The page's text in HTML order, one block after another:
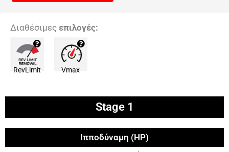
Διαθέσιμες επιλογές:
RevLimit Vmax
Stage 1
Ιπποδύναμη (HP)